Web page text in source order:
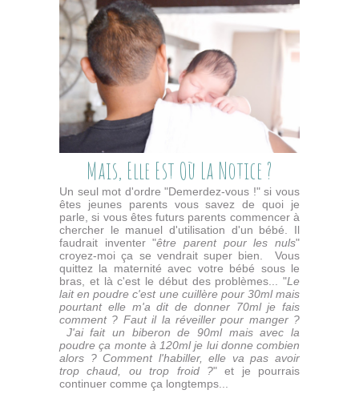
Mais, Elle Est Où La Notice ?
Un seul mot d'ordre "Demerdez-vous !" si vous
êtes jeunes parents vous savez de quoi je
parle, si vous êtes futurs parents commencer à
chercher le manuel d'utilisation d'un bébé. Il
faudrait inventer "être parent pour les nuls"
croyez-moi ça se vendrait super bien. Vous
quittez la maternité avec votre bébé sous le
bras, et là c'est le début des problèmes... "Le
lait en poudre c'est une cuillère pour 30ml mais
pourtant elle m'a dit de donner 70ml je fais
comment ? Faut il la réveiller pour manger ?
J'ai fait un biberon de 90ml mais avec la
poudre ça monte à 120ml je lui donne combien
alors ? Comment l'habiller, elle va pas avoir
trop chaud, ou trop froid ?" et je pourrais
continuer comme ça longtemps...